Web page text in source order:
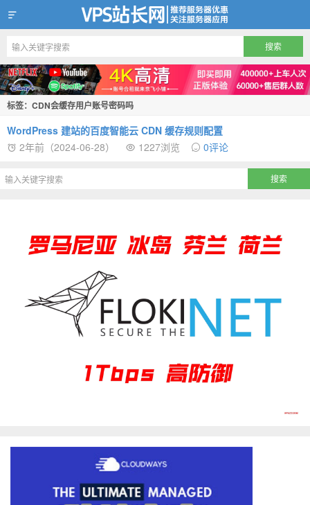
VPS站长网
标签：CDN会缓存用户账号密码吗
WordPress 建站的百度智能云 CDN 缓存规则配置
2年前（2024-06-28）
1227浏览 0评论